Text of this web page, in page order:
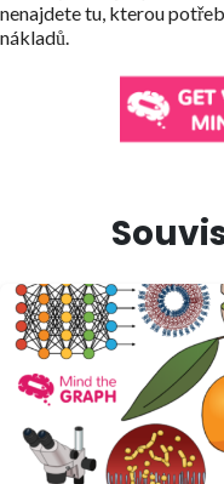
nenajdete tu, kterou
nákladů.